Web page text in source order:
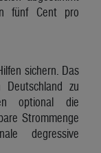
fünf Cent pro
sichern. Das
zu
optional die
Strommenge
degressive